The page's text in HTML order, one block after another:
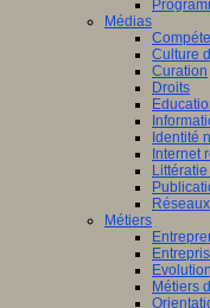
Médias
Culture
Curation
Droits
Identité
Internet
Métiers
Métiers